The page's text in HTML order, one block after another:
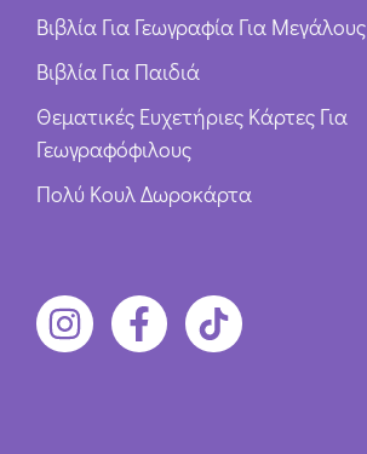
Βιβλία Για Γεωγραφία Για Μεγάλους
Βιβλία Για Παιδιά
Θεματικές Ευχετήριες Κάρτες Για
Γεωγραφόφιλους
Πολύ Κουλ Δωροκάρτα